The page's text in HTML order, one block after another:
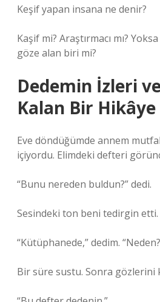
Keşif yapan insana ne denir?
Kaşif mi? Araştırmacı mı?
göze alan biri mi?
Dedemin İzleri
Kalan Bir Hikâye
Eve döndüğümde annem
içiyordu. Elimdeki defteri
“Bunu nereden buldun?” dedi.
Sesindeki ton beni tedirgin etti.
“Kütüphanede,” dedim.
Bir süre sustu. Sonra gözlerini